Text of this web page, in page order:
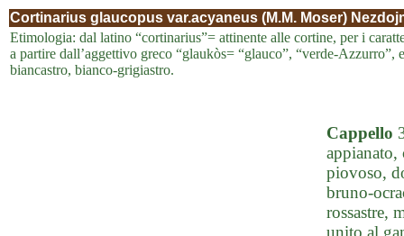
Cortinarius glaucopus var.acyaneus (M.M. Moser)
Etimologia: dal latino “cortinarius”= attinente alle cortine, per i
a partire dall’aggettivo greco “glaukòs= “glauco”, “verde-
biancastro, bianco-grigiastro.
Cappello
appianato,
piovoso,
bruno-
rossastre,
unito al